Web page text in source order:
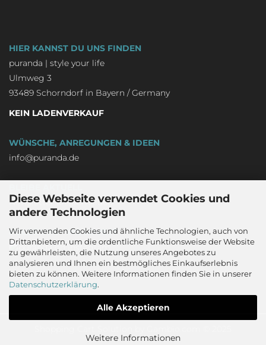
Diese Webseite verwendet Cookies und
andere Technologien
Wir verwenden Cookies und ähnliche Technologien, auch von
Drittanbietern, um die ordentliche Funktionsweise der Website
zu gewährleisten, die Nutzung unseres Angebotes zu
analysieren und Ihnen ein bestmögliches Einkaufserlebnis
bieten zu können. Weitere Informationen finden Sie in unserer
Datenschutzerklärung.
Alle Akzeptieren
Weitere Informationen
HIER KANNST DU UNS FINDEN
puranda | style your life
Ulmweg 3
93489 Schorndorf in Bayern / Germany
KEIN LADENVERKAUF
WÜNSCHE, ANREGUNGEN & IDEEN
info@puranda.de
Newsletter an-/abmelden
FOLGE UNS - WE LOVE IT